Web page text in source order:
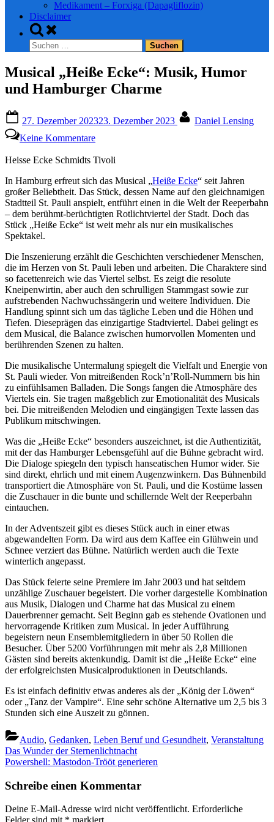
Medikament – Forxiga (Dapagliflozin)
Disclaimer
Toggle
search
form
Suchen
nach:
Musical „Heiße Ecke“: Musik, Humor
und Hamburger Charme
on
27. Dezember 202323. Dezember 2023
Daniel Lensing
Keine KommentareMusical
Ecke“:
Musik,
Humor
und
Hamburger
Charme
Heisse Ecke Schmidts Tivoli
In Hamburg erfreut sich das Musical „Heiße Ecke“ seit Jahren
großer Beliebtheit. Das Stück, dessen Name auf den gleichnamigen
Stadtteil St. Pauli anspielt, entführt einen in die Welt der Reeperbahn
– dem berühmt-berüchtigten Rotlichtviertel der Stadt. Doch das
Stück „Heiße Ecke“ ist weit mehr als nur ein musikalisches
Spektakel.
Die Inszenierung erzählt die Geschichten verschiedener Menschen,
die im Herzen von St. Pauli leben und arbeiten. Die Charaktere sind
so facettenreich wie das Viertel selbst. Es zeigt die resolute
Kneipenwirtin, aber auch den schrulligen Stammgast sowie zur
aufstrebenden Nachwuchssängerin und weitere Individuen. Die
Handlung spinnt sich um das tägliche Leben und die Höhen und
Tiefen. Dieseprägen das einzigartige Stadtviertel. Dabei gelingt es
dem Musical, die Balance zwischen humorvollen Momenten und
berührenden Szenen zu halten.
Die musikalische Untermalung spiegelt die Vielfalt und Energie von
St. Pauli wieder. Von mitreißenden Rock’n’Roll-Nummern bis hin
zu einfühlsamen Balladen. Die Songs fangen die Atmosphäre des
Viertels ein. Sie tragen maßgeblich zur Emotionalität des Musicals
bei. Die mitreißenden Melodien und eingängigen Texte lassen das
Publikum mitschwingen.
Was die „Heiße Ecke“ besonders auszeichnet, ist die Authentizität,
mit der das Hamburger Lebensgefühl auf die Bühne gebracht wird.
Die Dialoge spiegeln den typisch hanseatischen Humor wider. Sie
sind direkt, ehrlich und mit einem Augenzwinkern. Das Bühnenbild
transportiert die Atmosphäre von St. Pauli, und die Kostüme lassen
die Zuschauer in die bunte und schillernde Welt der Reeperbahn
eintauchen.
In der Adventszeit gibt es dieses Stück auch in einer etwas
abgewandelten Form. Da wird aus dem Kaffee ein Glühwein und
Schnee verziert das Bühne. Natürlich werden auch die Texte
winterlich angepasst.
Das Stück feierte seine Premiere im Jahr 2003 und hat seitdem
unzählige Zuschauer begeistert. Die vorher dargestelle Kombination
aus Musik, Dialogen und Charme hat das Musical zu einem
Dauerbrenner gemacht. Seit Beginn gab es stehende Ovationen und
hervorragende Kritiken zum Musical. In jeder Aufführung
begeistern neun Ensemblemitgliedern in über 50 Rollen die
Besucher. Über 5200 Vorführungen mit mehr als 2,8 Millionen
Gästen sind bereits aktenkundig. Damit ist die „Heiße Ecke“ eine
der erfolgreichsten Musicalproduktionen in Deutschlands.
Es ist einfach definitiv etwas anderes als der „König der Löwen“
oder „Tanz der Vampire“. Eine sehr schöne Alternative um 2,5 bis 3
Stunden sich eine Auszeit zu gönnen.
Audio, Gedanken, Leben Beruf und Gesundheit, Veranstaltung
Beitragsnavigation
Previous
Post:
Das Wunder der Sternenlichtnacht
Next
Powershell: Mastodon-Trööt generieren
Schreibe einen Kommentar
Deine E-Mail-Adresse wird nicht veröffentlicht. Erforderliche